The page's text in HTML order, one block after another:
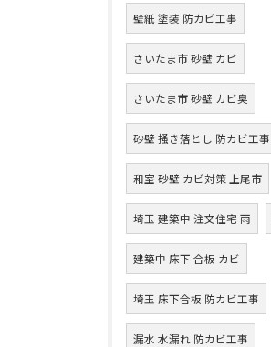
壁紙 塗装 防カビ工事
さいたま市 砂壁 カビ
さいたま市 砂壁 カビ臭
砂壁 掻き落とし 防カビ工
和室 砂壁 カビ対策 上尾市
埼玉 建築中 注文住宅 雨
建築中 床下 合板 カビ
埼玉 床下合板 防カビ工事
漏水 水漏れ 防カビ工事